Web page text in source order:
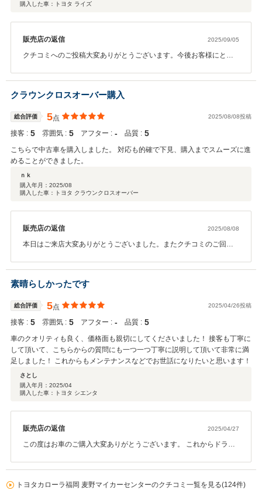
購入した車：トヨタ ライズ
販売店の返信 2025/09/05
クチコミへのご投稿大変ありがとうございます。今後お客様にとっ
たら、遠慮なくご相談ください。 店舗一同でご対応させていただき
ます。よろしくお願い申し上げます
クラウンクロスオーバー購入
総合評価 5点 2025/08/08投稿
接客 : 5 雰囲気 : 5 アフター : ‐ 品質 : 5
こちらで中古車を購入しました。 対応も的確で下見、購入までスムーズに進
めることができました。
ｎｋ
購入年月： 2025/08
購入した車：トヨタ クラウンクロスオーバー
販売店の返信 2025/08/08
本日はご来店大変ありがとうございました。またクチコミのご回答
素晴らしかったです
総合評価 5点 2025/04/26投稿
接客 : 5 雰囲気 : 5 アフター : ‐ 品質 : 5
車のクオリティも良く、価格面も親切にしてくださいました！ 接客も丁寧に
して頂いて、こちらからの質問にも一つ一つ丁寧に説明して頂いて非常に満
足しました！ これからもメンテナンスなどでお世話になりたいと思います！
さとし
購入年月： 2025/04
購入した車：トヨタ シエンタ
販売店の返信 2025/04/27
この度はお車のご購入大変ありがとうございます。 これからドライ
トヨタカローラ福岡 麦野マイカーセンターのクチコミ一覧を見る(124件)